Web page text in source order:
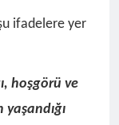
şu ifadelere yer
hoşgörü ve